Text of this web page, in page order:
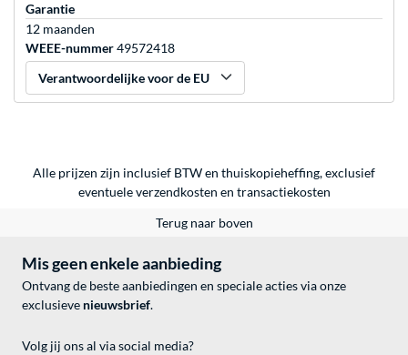
Garantie
12 maanden
WEEE-nummer49572418
Verantwoordelijke voor de EU
Alle prijzen zijn inclusief BTW en thuiskopieheffing, exclusief
eventueleverzendkosten en transactiekosten
Terug naar boven
Mis geen enkele aanbieding
Ontvang de beste aanbiedingen en speciale acties via onze
exclusieve nieuwsbrief.
Volg jij ons al via social media?